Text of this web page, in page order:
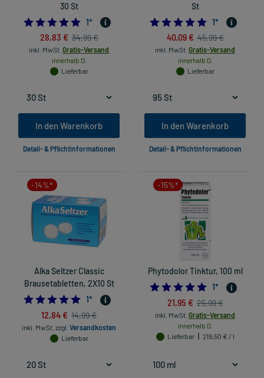
30 St
5.0
1*
28,83 € 34,99 €
inkl. MwSt. Gratis-Versand
innerhalb D.
Lieferbar
In den Warenkorb
Detail- & Pflichtinformationen
St
5.0
1*
40,09 € 45,99 €
inkl. MwSt. Gratis-Versand
innerhalb D.
Lieferbar
In den Warenkorb
Detail- & Pflichtinformationen
-14%*
Alka Seltzer Classic
Brausetabletten, 2X10 St
5.0
1*
12,84 € 14,99 €
inkl. MwSt. zzgl. Versandkosten
Lieferbar
-15%*
Phytodolor Tinktur, 100 ml
5.0
1*
21,95 € 25,99 €
inkl. MwSt. Gratis-Versand
innerhalb D.
Lieferbar
219,50 € / l